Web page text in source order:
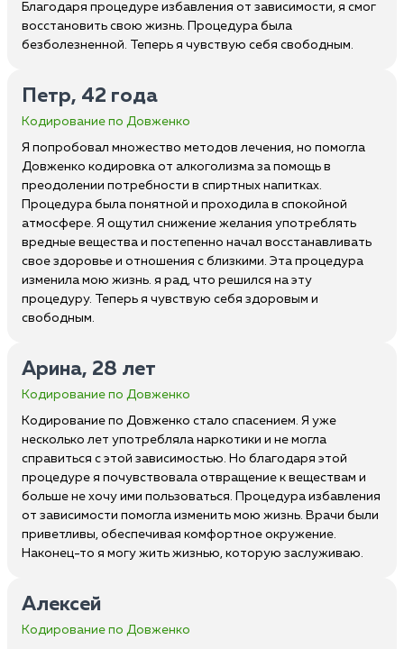
Благодаря процедуре избавления от зависимости, я смог
восстановить свою жизнь. Процедура была
безболезненной. Теперь я чувствую себя свободным.
Петр, 42 года
Кодирование по Довженко
Я попробовал множество методов лечения, но помогла
Довженко кодировка от алкоголизма за помощь в
преодолении потребности в спиртных напитках.
Процедура была понятной и проходила в спокойной
атмосфере. Я ощутил снижение желания употреблять
вредные вещества и постепенно начал восстанавливать
свое здоровье и отношения с близкими. Эта процедура
изменила мою жизнь. я рад, что решился на эту
процедуру. Теперь я чувствую себя здоровым и
свободным.
Арина, 28 лет
Кодирование по Довженко
Кодирование по Довженко стало спасением. Я уже
несколько лет употребляла наркотики и не могла
справиться с этой зависимостью. Но благодаря этой
процедуре я почувствовала отвращение к веществам и
больше не хочу ими пользоваться. Процедура избавления
от зависимости помогла изменить мою жизнь. Врачи были
приветливы, обеспечивая комфортное окружение.
Наконец-то я могу жить жизнью, которую заслуживаю.
Алексей
Кодирование по Довженко